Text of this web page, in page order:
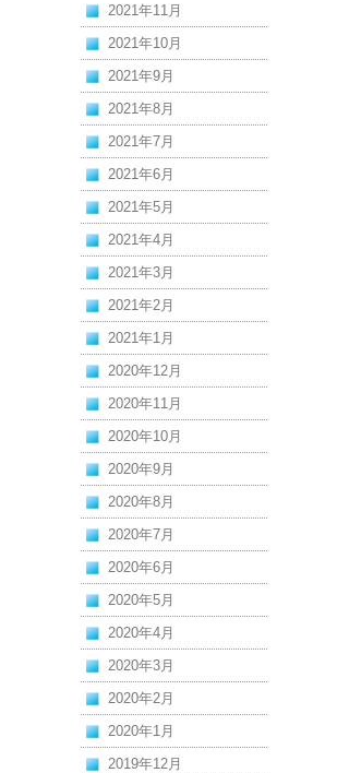
2021年11月
2021年10月
2021年9月
2021年8月
2021年7月
2021年6月
2021年5月
2021年4月
2021年3月
2021年2月
2021年1月
2020年12月
2020年11月
2020年10月
2020年9月
2020年8月
2020年7月
2020年6月
2020年5月
2020年4月
2020年3月
2020年2月
2020年1月
2019年12月